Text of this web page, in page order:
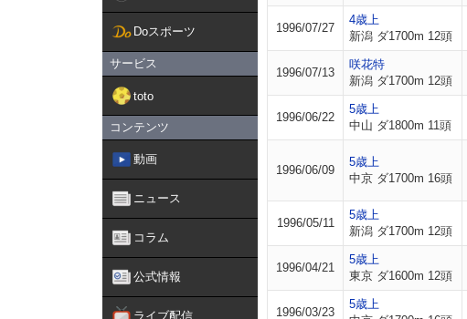
Doスポーツ
サービス
toto
コンテンツ
動画
ニュース
コラム
公式情報
ライブ配信
1996/07/27
4歳上
新潟 ダ1700m 12頭
1996/07/13
咲花特
新潟 ダ1700m 12頭
1996/06/22
5歳上
中山 ダ1800m 11頭
1996/06/09
5歳上
中京 ダ1700m 16頭
1996/05/11
5歳上
新潟 ダ1700m 12頭
1996/04/21
5歳上
東京 ダ1600m 12頭
1996/03/23
5歳上